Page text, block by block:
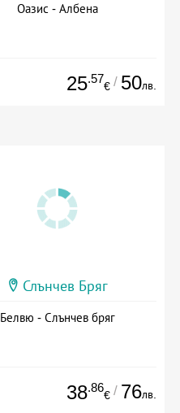
Оазис - Албена
25.57
€ / 50лв.
Слънчев Бряг
Белвю - Слънчев бряг
38.86
€ / 76лв.